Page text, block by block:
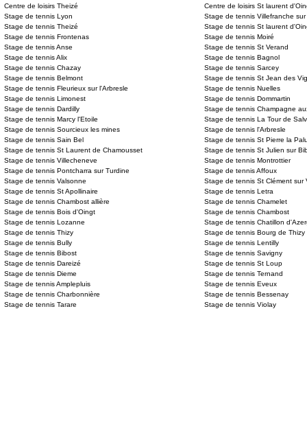
Centre de loisirs Theizé
Centre de loisirs St laurent
Stage de tennis Lyon
Stage de tennis Villefranche
Stage de tennis Theizé
Stage de tennis St laurent
Stage de tennis Frontenas
Stage de tennis Moiré
Stage de tennis Anse
Stage de tennis St Verand
Stage de tennis Alix
Stage de tennis Bagnol
Stage de tennis Chazay
Stage de tennis Sarcey
Stage de tennis Belmont
Stage de tennis St Jean des
Stage de tennis Fleurieux sur l'Arbresle
Stage de tennis Nuelles
Stage de tennis Limonest
Stage de tennis Dommartin
Stage de tennis Dardilly
Stage de tennis Champagne
Stage de tennis Marcy l'Etoile
Stage de tennis La Tour de
Stage de tennis Sourcieux les mines
Stage de tennis l'Arbresle
Stage de tennis Sain Bel
Stage de tennis St Pierre la
Stage de tennis St Laurent de Chamousset
Stage de tennis St Julien sur
Stage de tennis Villecheneve
Stage de tennis Montrottier
Stage de tennis Pontcharra sur Turdine
Stage de tennis Affoux
Stage de tennis Valsonne
Stage de tennis St Clément sur
Stage de tennis St Apollinaire
Stage de tennis Letra
Stage de tennis Chambost allière
Stage de tennis Chamelet
Stage de tennis Bois d'Oingt
Stage de tennis Chambost
Stage de tennis Lozanne
Stage de tennis Chatillon
Stage de tennis Thizy
Stage de tennis Bourg de Thizy
Stage de tennis Bully
Stage de tennis Lentilly
Stage de tennis Bibost
Stage de tennis Savigny
Stage de tennis Dareizé
Stage de tennis St Loup
Stage de tennis Dieme
Stage de tennis Ternand
Stage de tennis Amplepluis
Stage de tennis Eveux
Stage de tennis Charbonnière
Stage de tennis Bessenay
Stage de tennis Tarare
Stage de tennis Violay